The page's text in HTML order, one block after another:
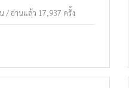
ค์ หรือแม้แต่การบ่มเพาะ
ถนี้ จางหยูจึงมองเห็นข้อผิด
/ อ่านแล้ว 17,937 ครั้ง